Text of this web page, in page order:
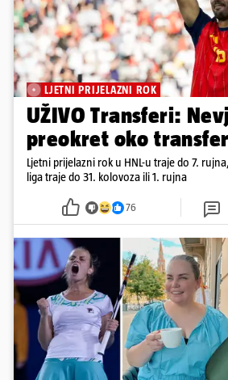
LJETNI PRIJELAZNI ROK
UŽIVO Transferi:
preokret oko
Ljetni prijelazni rok u HNL-u traje do 7.
liga traje do 31. kolovoza ili 1. rujna
76